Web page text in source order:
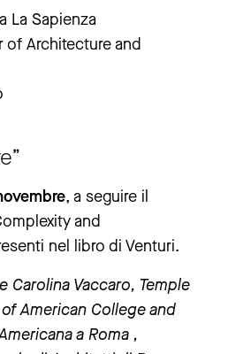
La Sapienza
of Architecture and
, a seguire il
and
nel libro di Venturi.
Carolina Vaccaro, Temple
American College and
a Roma ,